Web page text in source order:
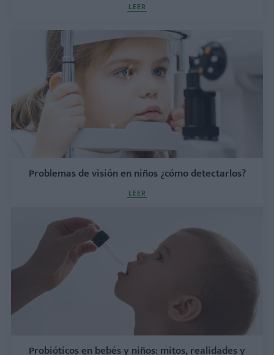
LEER
Problemas de visión en niños ¿cómo detectarlos?
LEER
Probióticos en bebés y niños: mitos, realidades y